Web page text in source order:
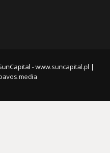
-www.suncapital.pl |